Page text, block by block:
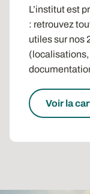
L’institut est
: retrouvez
utiles sur nos
Voir la